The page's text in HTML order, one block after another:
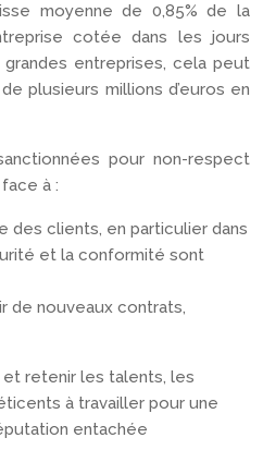
moyenne de 0,85% de la
cotée dans les jours
grandes entreprises, cela peut
plusieurs millions d’euros en
pour non-respect
à :
des clients, en particulier dans
et la conformité sont
de nouveaux contrats,
retenir les talents, les
à travailler pour une
entachée